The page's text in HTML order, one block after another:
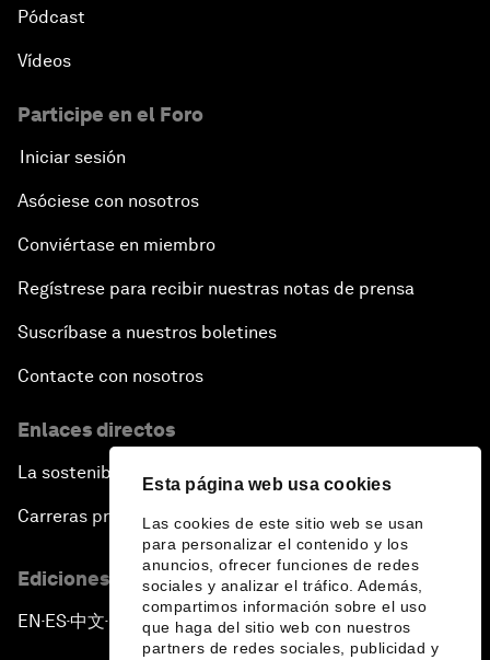
Esta página web usa cookies
Las cookies de este sitio web se usan
para personalizar el contenido y los
anuncios, ofrecer funciones de redes
sociales y analizar el tráfico. Además,
compartimos información sobre el uso
que haga del sitio web con nuestros
partners de redes sociales, publicidad y
Pódcast
Vídeos
Participe en el Foro
Iniciar sesión
Asóciese con nosotros
Conviértase en miembro
Regístrese para recibir nuestras notas de prensa
Suscríbase a nuestros boletines
Contacte con nosotros
Enlaces directos
La sostenibilidad en el Foro
Carreras profesionales
Ediciones en otros idiomas
EN ▪ES▪中文▪ 日本語